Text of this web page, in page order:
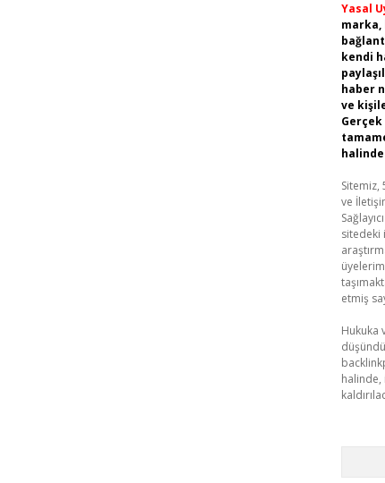
Yasal
marka,
kendi
haber
ve
Sitemiz,
ve
sitedeki
etmiş
Hukuka
halinde,